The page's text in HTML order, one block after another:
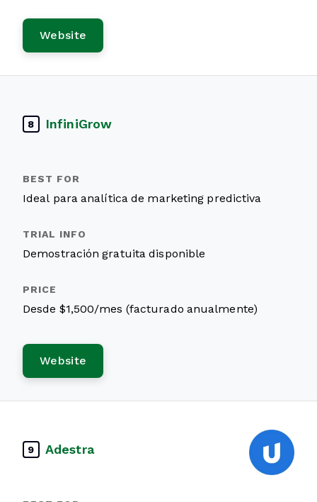
Website
8 InfiniGrow
Ideal para analítica de marketing predictiva
Demostración gratuita disponible
Desde $1,500/mes (facturado anualmente)
Website
9 Adestra